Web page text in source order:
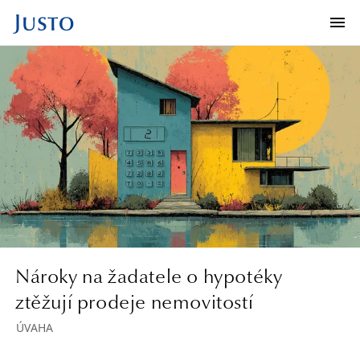
Nároky na žadatele o hypotéky
ztěžují prodeje nemovitostí
ÚVAHA